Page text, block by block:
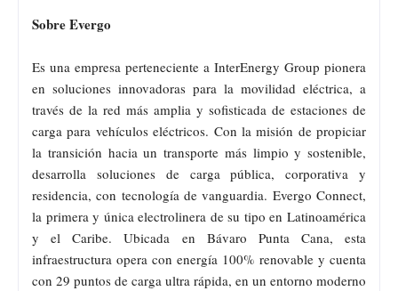
Sobre Evergo
Es una empresa perteneciente a InterEnergy Group pionera
en soluciones innovadoras para la movilidad eléctrica, a
través de la red más amplia y sofisticada de estaciones de
carga para vehículos eléctricos. Con la misión de propiciar
la transición hacia un transporte más limpio y sostenible,
desarrolla soluciones de carga pública, corporativa y
residencia, con tecnología de vanguardia. Evergo Connect,
la primera y única electrolinera de su tipo en Latinoamérica
y el Caribe. Ubicada en Bávaro Punta Cana, esta
infraestructura opera con energía 100% renovable y cuenta
con 29 puntos de carga ultra rápida, en un entorno moderno